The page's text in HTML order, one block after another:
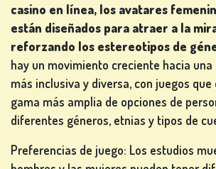
casino en línea, los avatares
están diseñados para atraer a la
reforzando los estereotipos de
hay un movimiento creciente hacia
más inclusiva y diversa, con juegos
gama más amplia de opciones de
diferentes géneros, etnias y tipos de
Preferencias de juego: Los estudios